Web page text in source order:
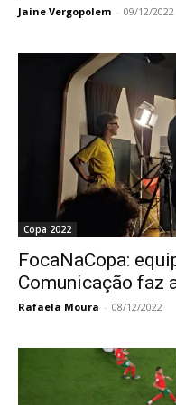
Jaine Vergopolem - 09/12/2022
Copa 2022
FocaNaCopa:
Comunicação faz
Rafaela Moura - 08/12/2022